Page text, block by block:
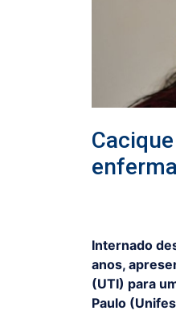
Internado
anos,
(UTI) para
Paulo